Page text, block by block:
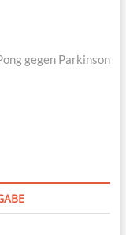
gegen Parkinson